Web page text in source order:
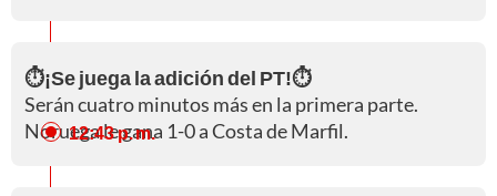
⏱️¡Se juega la adición del PT!⏱️
Serán cuatro minutos más en la primera parte.
Noruega le gana 1-0 a Costa de Marfil.
12:43 p. m.